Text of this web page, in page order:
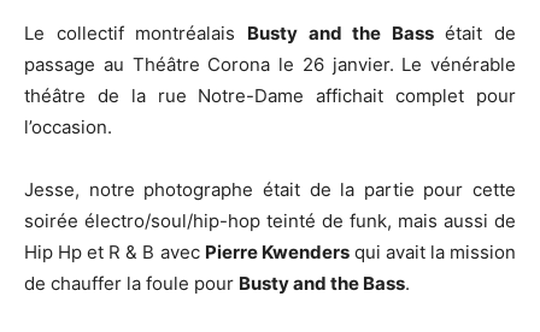
Le collectif montréalais Busty and the Bassétait de
passage au Théâtre Corona le 26 janvier. Le vénérable
théâtre de la rue Notre-Dame affichait complet pour
l’occasion.
Jesse, notre photographe était de la partie pour cette
soirée électro/soul/hip-hop teinté de funk, mais aussi de
Hip Hp et R & B avec Pierre Kwendersqui avait la mission
de chauffer la foule pour Busty and the Bass.